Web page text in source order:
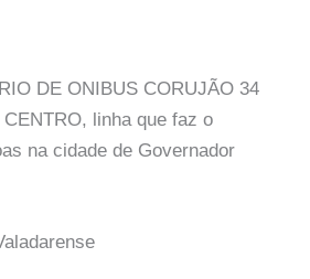
DE ONIBUS CORUJÃO 34
linha que faz o
na cidade de Governador